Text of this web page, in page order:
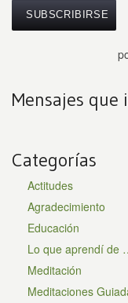
Mensajes que
Categorías
Actitudes
Agradecimiento
Educación
Lo que aprendí de
Meditación
Meditaciones